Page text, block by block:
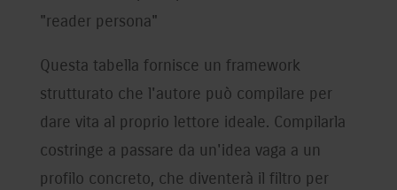
"reader persona"
Questa tabella fornisce un framework
strutturato che l'autore può compilare per
dare vita al proprio lettore ideale. Compilarla
costringe a passare da un'idea vaga a un
profilo concreto, che diventerà il filtro per